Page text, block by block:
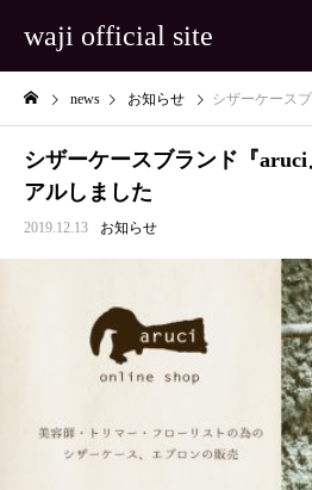
waji official site
news お知らせ シザーケースブラン
シザーケースブランド『
アルしました
2019.12.13 お知らせ